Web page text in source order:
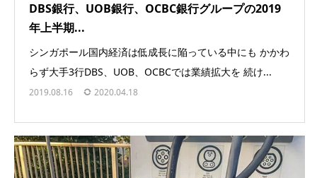
DBS銀行、UOB銀行、OCBC銀行グループの2019
年上半期...
シンガポール国内経済は低成長に陥っている中にも かかわ
らず大手3行DBS、UOB、OCBCでは業績拡大を 続け...
2019.08.16 2020.04.18